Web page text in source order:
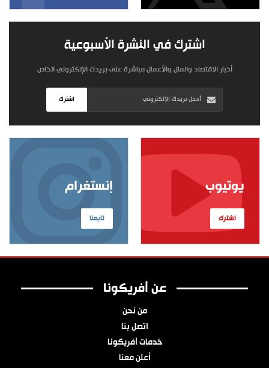
اشترك في النشرة الأسبوعية
أخبار الاقتصاد والمال والأعمال مباشرة على بريدك الإلكتروني الخاص
اشترك
إنستغرام
تابعنا
يوتيوب
اشترك
عن أفريكونا
من نحن
اتصل بنا
خدمات أفريكونا
أعلن معنا